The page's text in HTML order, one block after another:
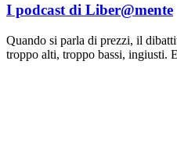
I podcast di Liber@mente
Quando si parla di prezzi, il
troppo alti, troppo bassi, ingiusti.